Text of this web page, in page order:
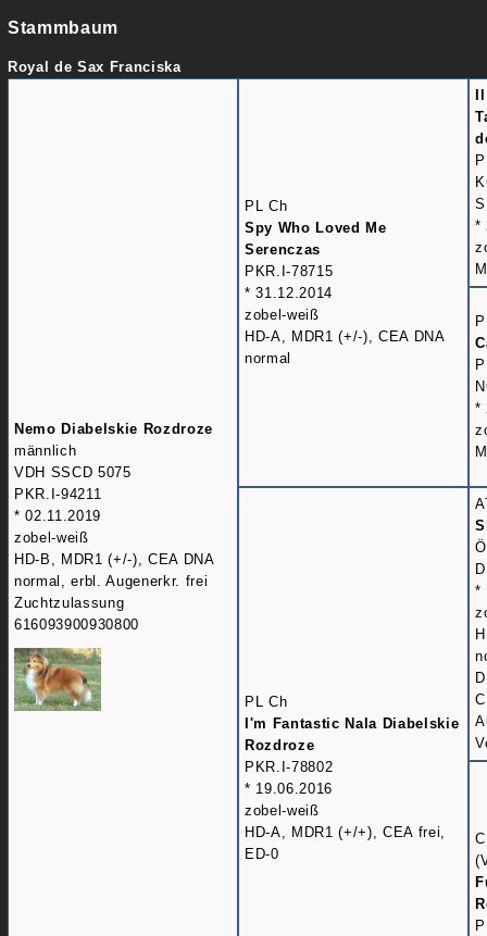
Stammbaum
Royal de Sax Franciska
Nemo Diabelskie Rozdroze
männlich
VDH SSCD 5075
PKR.I-94211
* 02.11.2019
zobel-weiß
HD-B, MDR1 (+/-), CEA DNA
normal, erbl. Augenerkr. frei
Zuchtzulassung
616093900930800
PL Ch
Spy Who Loved Me
Serenczas
PKR.I-78715
* 31.12.2014
zobel-weiß
HD-A, MDR1 (+/-), CEA DNA
normal
*
*
PL Ch
I'm Fantastic Nala Diabelskie
Rozdroze
PKR.I-78802
* 19.06.2016
zobel-weiß
HD-A, MDR1 (+/+), CEA frei,
ED-0
*